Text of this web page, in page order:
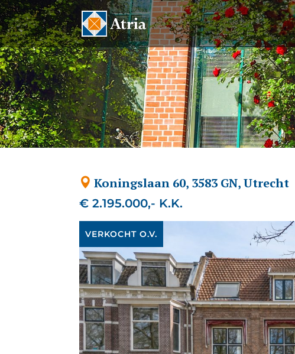
Koningslaan 60, 3583 GN, Utrecht
€ 2.195.000,- K.K.
VERKOCHT O.V.